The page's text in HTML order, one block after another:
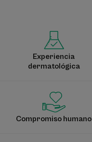
Experiencia
dermatológica
Compromiso humano